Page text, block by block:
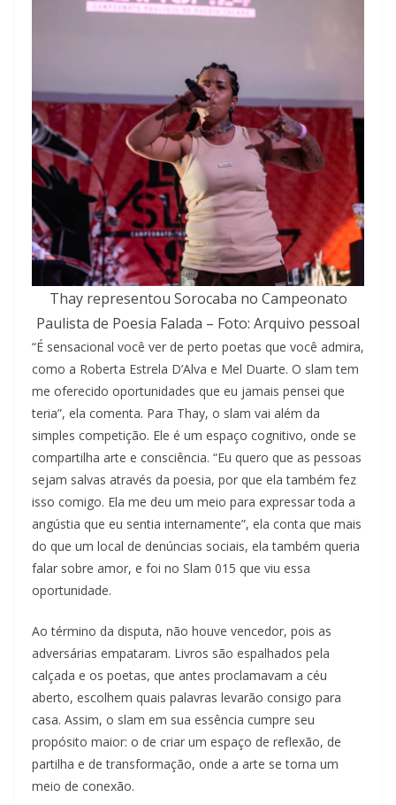
Thay representou Sorocaba no Campeonato
Paulista de Poesia Falada – Foto: Arquivo pessoal
“É sensacional você ver de perto poetas que você admira,
como a Roberta Estrela D’Alva e Mel Duarte. O slam tem
me oferecido oportunidades que eu jamais pensei que
teria”, ela comenta. Para Thay, o slam vai além da
simples competição. Ele é um espaço cognitivo, onde se
compartilha arte e consciência. “Eu quero que as pessoas
sejam salvas através da poesia, por que ela também fez
isso comigo. Ela me deu um meio para expressar toda a
angústia que eu sentia internamente”, ela conta que mais
do que um local de denúncias sociais, ela também queria
falar sobre amor, e foi no Slam 015 que viu essa
oportunidade.
Ao término da disputa, não houve vencedor, pois as
adversárias empataram. Livros são espalhados pela
calçada e os poetas, que antes proclamavam a céu
aberto, escolhem quais palavras levarão consigo para
casa. Assim, o slam em sua essência cumpre seu
propósito maior: o de criar um espaço de reflexão, de
partilha e de transformação, onde a arte se torna um
meio de conexão.